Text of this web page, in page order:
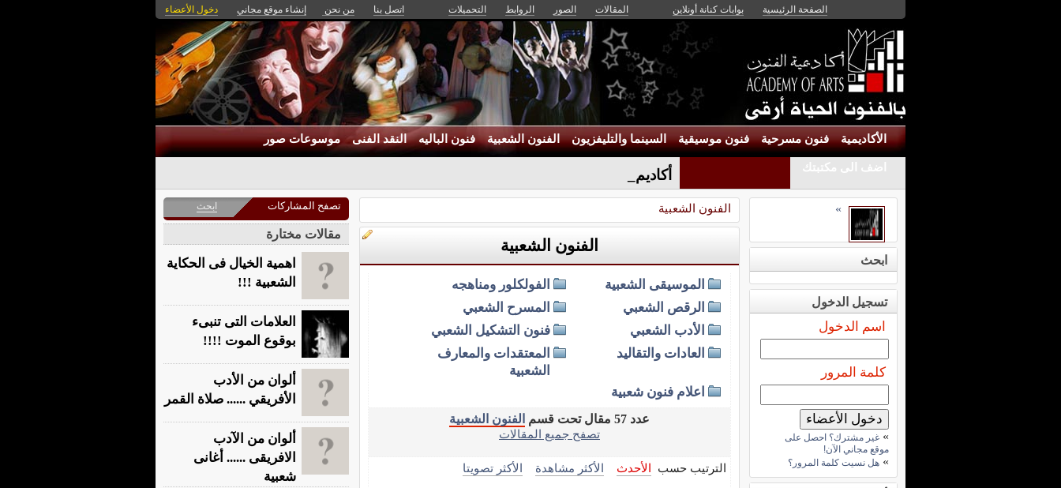
الصفحة الرئيسية بوابات كنانة أونلاين المقالات الصور الروابط التحميلات اتصل بنا من نحن إنشاء موقع مجاني دخول الأعضاء
الأكاديمية فنون مسرحية فنون موسيقية السينما والتليفزيون الفنون الشعبية فنون الباليه النقد الفنى موسوعات صور
اضف الى مكتبتك أكاديمية الفنون-
الفنون الشعبية
الفنون الشعبية
الموسيقى الشعبية
الفولكلور ومناهجه
الرقص الشعبي
المسرح الشعبي
الأدب الشعبي
فنون التشكيل الشعبي
العادات والتقاليد
المعتقدات والمعارف
الشعبية
اعلام فنون شعبية
عدد 57 مقال تحت قسم
الفنون الشعبية
تصفح جميع المقالات
الترتيب حسب الأحدث الأكثر مشاهدة الأكثر تصويتا
»
ابحث
تسجيل الدخول
اسم الدخول
كلمة المرور
» غير مشترك؟ احصل على
موقع مجاني الآن!
» هل نسيت كلمة المرور؟
تصفح المشاركات ابحث
مقالات مختارة
اهمية الخيال فى الحكاية
الشعبية !!!
العلامات التى تنبىء
بوقوع الموت !!!!
ألوان من الأدب
الأفريقي ...... صلاة القمر
ألوان من الآدب
الافريقى ...... أغانى
شعبية